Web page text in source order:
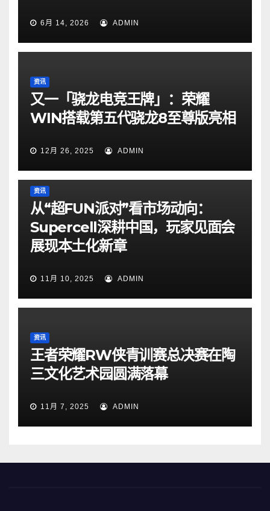
6月 14, 2026 ADMIN
资讯
又一「骁龙电竞王牌」：荣耀
WIN搭载第五代骁龙8至尊版亮相
12月 26, 2025 ADMIN
资讯
从“超FUN派对”看市场动向：
Supercell深耕中国，玩家见面会
展现本土化新章
11月 10, 2025 ADMIN
资讯
王者荣耀RW侠青训赛总决赛在陶
三文化艺术园圆满落幕
11月 7, 2025 ADMIN